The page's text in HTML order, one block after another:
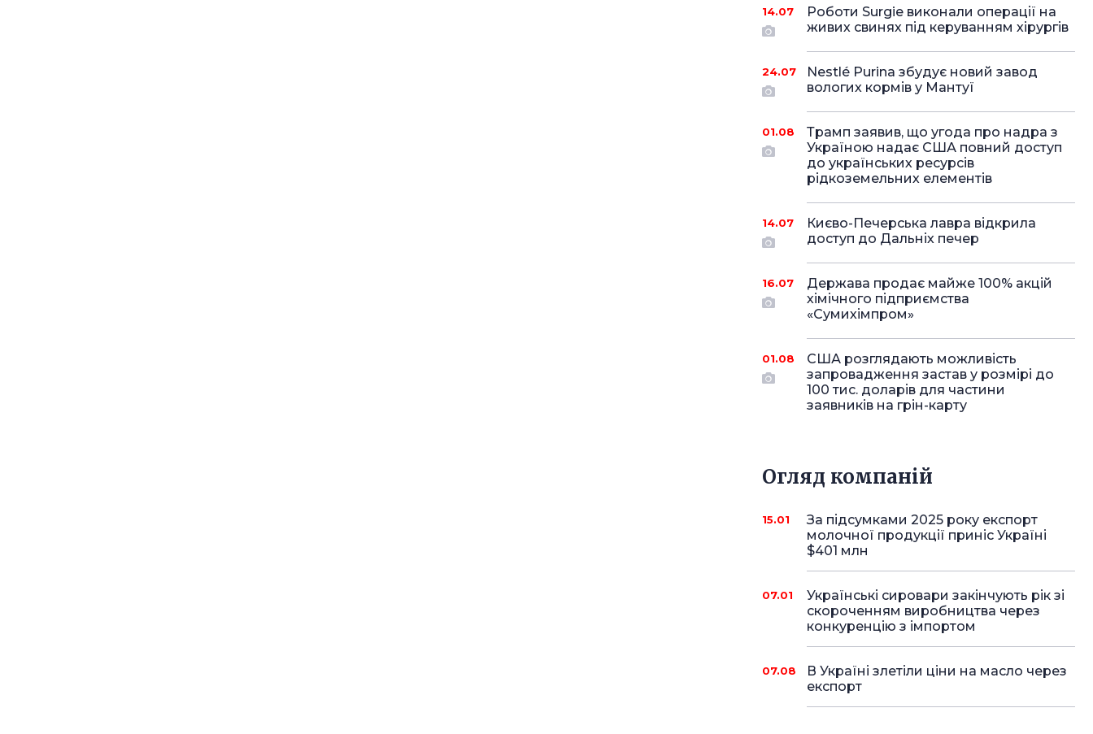
14.07
Роботи Surgie виконали операції на
живих свинях під керуванням хірургів
24.07
Nestlé Purina збудує новий завод
вологих кормів у Мантуї
01.08
Трамп заявив, що угода про надра з
Україною надає США повний доступ
до українських ресурсів
рідкоземельних елементів
14.07
Києво-Печерська лавра відкрила
доступ до Дальніх печер
16.07
Держава продає майже 100% акцій
хімічного підприємства
«Сумихімпром»
01.08
США розглядають можливість
запровадження застав у розмірі до
100 тис. доларів для частини
заявників на грін-карту
Огляд компаній
15.01
За підсумками 2025 року експорт
молочної продукції приніс Україні
$401 млн
07.01
Українські сировари закінчують рік зі
скороченням виробництва через
конкуренцію з імпортом
07.08
В Україні злетіли ціни на масло через
експорт